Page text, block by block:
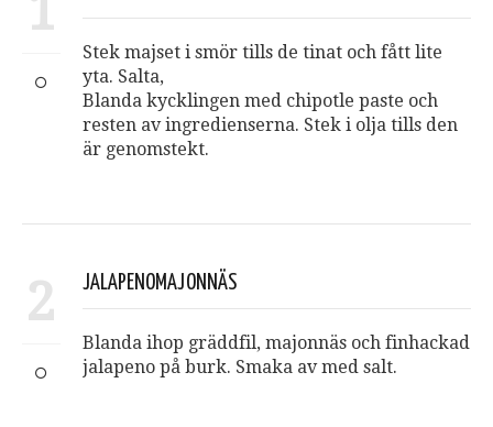
Stek majset i smör tills de tinat och fått lite
yta. Salta,
Blanda kycklingen med chipotle paste och
resten av ingredienserna. Stek i olja tills den
är genomstekt.
2 JALAPENOMAJONNÄS
Blanda ihop gräddfil, majonnäs och finhackad
jalapeno på burk. Smaka av med salt.